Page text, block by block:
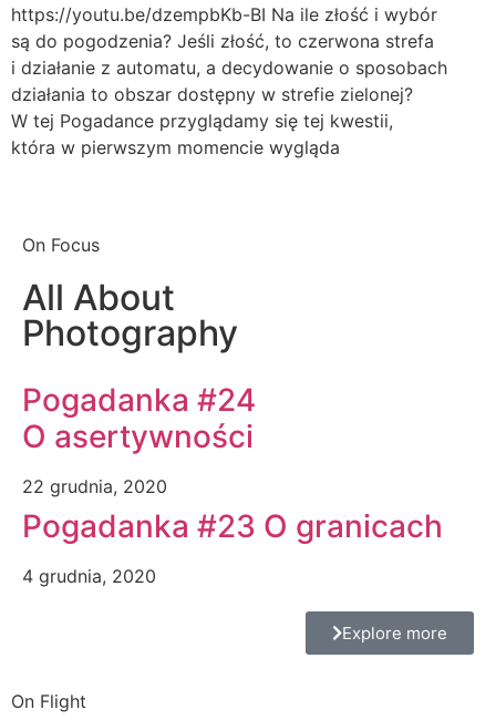
https://youtu.be/dzempbKb-BI Na ile złość i wybór
są do pogodzenia? Jeśli złość, to czerwona strefa
i działanie z automatu, a decydowanie o sposobach
działania to obszar dostępny w strefie zielonej?
W tej Pogadance przyglądamy się tej kwestii,
która w pierwszym momencie wygląda
On Focus
All About
Photography
Pogadanka #24
O asertywności
22 grudnia, 2020
Pogadanka #23 O granicach
4 grudnia, 2020
Explore more
On Flight